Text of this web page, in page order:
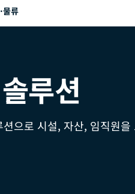
물류
루션
으로 시설, 자산, 임직원을